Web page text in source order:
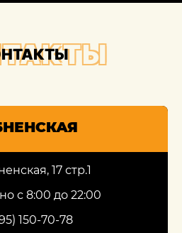
17 стр.1
с 8:00 до 22:00
150-70-78